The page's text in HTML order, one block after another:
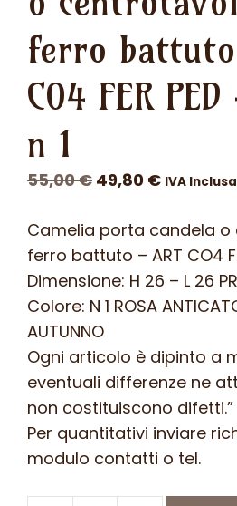
ferro
C04 FER
n 1
55,00€ Il
originale
era:
55,00 €.
49,80 €Il
attuale
è:
49,80 €.
IVA Inclusa
Camelia porta candela
ferro battuto – ART CO4
Dimensione: H 26 – L 26
Colore: N 1 ROSA
AUTUNNO
Ogni articolo è dipinto a
eventuali differenze ne
non costituiscono difetti.”
Per quantitativi inviare
modulo contatti o tel.